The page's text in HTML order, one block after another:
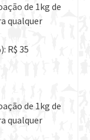
de 1kg de
qualquer
R$ 35
de 1kg de
qualquer